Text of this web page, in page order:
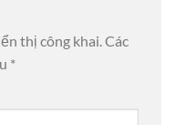
thị công khai. Các
*